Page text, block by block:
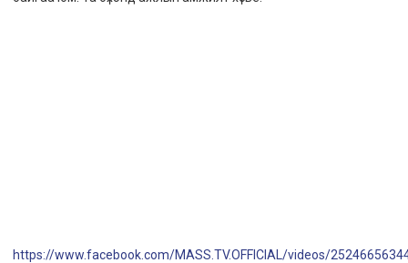
https://www.facebook.com/MASS.TV.OFFICIAL/videos/